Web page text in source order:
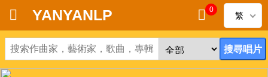
首頁
YANYANLP 0
繁